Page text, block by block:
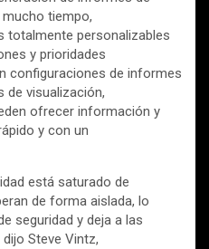
tiempo,
totalmente personalizables
y prioridades
configuraciones de informes
de visualización,
ofrecer información y
y con un
está saturado de
de forma aislada, lo
seguridad y deja a las
Steve Vintz,